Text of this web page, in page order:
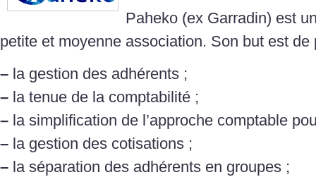
Paheko (ex Garradin) est
petite et moyenne association. Son but est de
– la gestion des adhérents ;
– la tenue de la comptabilité ;
– la simplification de l’approche comptable
– la gestion des cotisations ;
– la séparation des adhérents en groupes ;